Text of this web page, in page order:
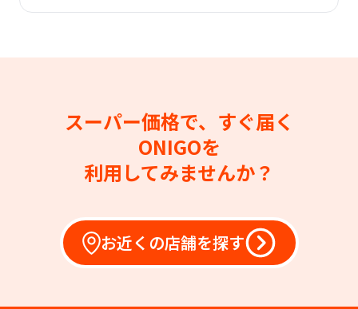
スーパー価格で、すぐ届く
ONIGOを
利用してみませんか？
お近くの店舗を探す